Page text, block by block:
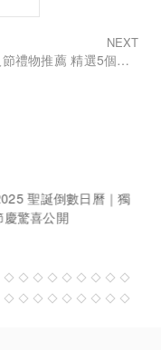
NEXT
情人節禮物推薦 精選5個台灣輕珠寶品牌 男友送禮免煩惱
北時裝周｜朱芷瑩演
恆藍頌高訂珠寶